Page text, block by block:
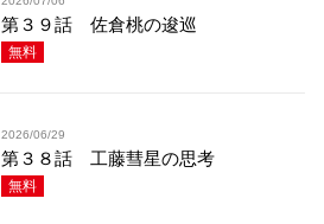
第３９話 佐倉桃の逡巡
無料
2026/06/29
第３８話 工藤彗星の思考
無料